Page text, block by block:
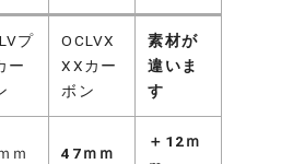
プ
ー
OCLVX
XXカー
ボン
素材が
違いま
す
ｍ 47ｍｍ
＋12ｍ